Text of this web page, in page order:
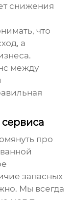
снижения
что
а
между
про
запасных
Мы всегда